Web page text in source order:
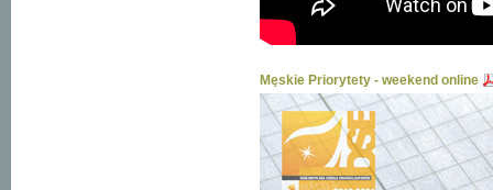
Męskie Priorytety - weekend online